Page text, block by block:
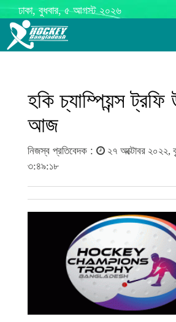
ঢাকা, বুধবার, ৫ আগস্ট ২০২৬
হকি চ্যাম্পিয়ন্স
আজ
নিজস্ব প্রতিবেদক :
২৭ অক্টোবর ২০২২,
৩:৪৯:১৮